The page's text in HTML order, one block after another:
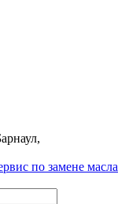
по замене масла